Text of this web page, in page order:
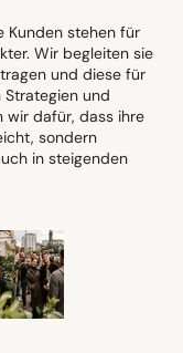
Kunden stehen für
Wir begleiten sie
und diese für
und
wir dafür, dass ihre
sondern
in steigenden